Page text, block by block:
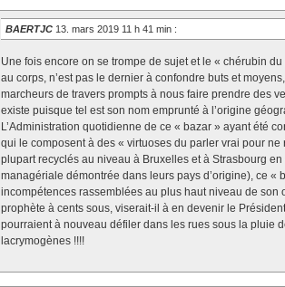
BAERTJC 13. mars 2019 11 h 41 min :
Une fois encore on se trompe de sujet et le « chérubin
au corps, n’est pas le dernier à confondre buts et
marcheurs de travers prompts à nous faire prendre des
existe puisque tel est son nom emprunté à l’origine
L’Administration quotidienne de ce « bazar » ayant été
qui le composent à des « virtuoses du parler vrai pour
plupart recyclés au niveau à Bruxelles et à Strasbourg
managériale démontrée dans leurs pays d’origine), ce «
incompétences rassemblées au plus haut niveau de son
prophète à cents sous, viserait-il à en devenir le
pourraient à nouveau défiler dans les rues sous la pluie
lacrymogènes !!!!